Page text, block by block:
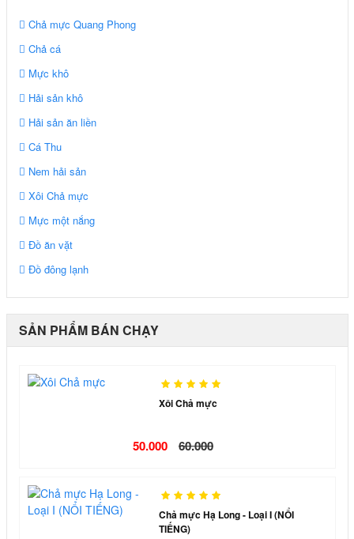
Chả mực Quang Phong
Chả cá
Mực khô
Hải sản khô
Hải sản ăn liền
Cá Thu
Nem hải sản
Xôi Chả mực
Mực một nắng
Đồ ăn vặt
Đồ đông lạnh
SẢN PHẨM BÁN CHẠY
Xôi Chả mực
50.000 60.000
Chả mực Hạ Long - Loại I (NỔI
TIẾNG)